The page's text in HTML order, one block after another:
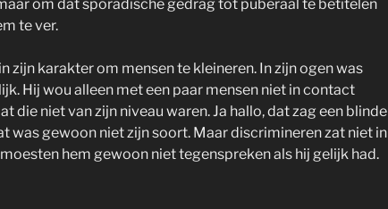
om dat sporadische gedrag tot puberaal te betitelen
te ver.
zijn karakter om mensen te kleineren. In zijn ogen was
Hij wou alleen met een paar mensen niet in contact
die niet van zijn niveau waren. Ja hallo, dat zag een blinde
was gewoon niet zijn soort. Maar discrimineren zat niet in
moesten hem gewoon niet tegenspreken als hij gelijk had.